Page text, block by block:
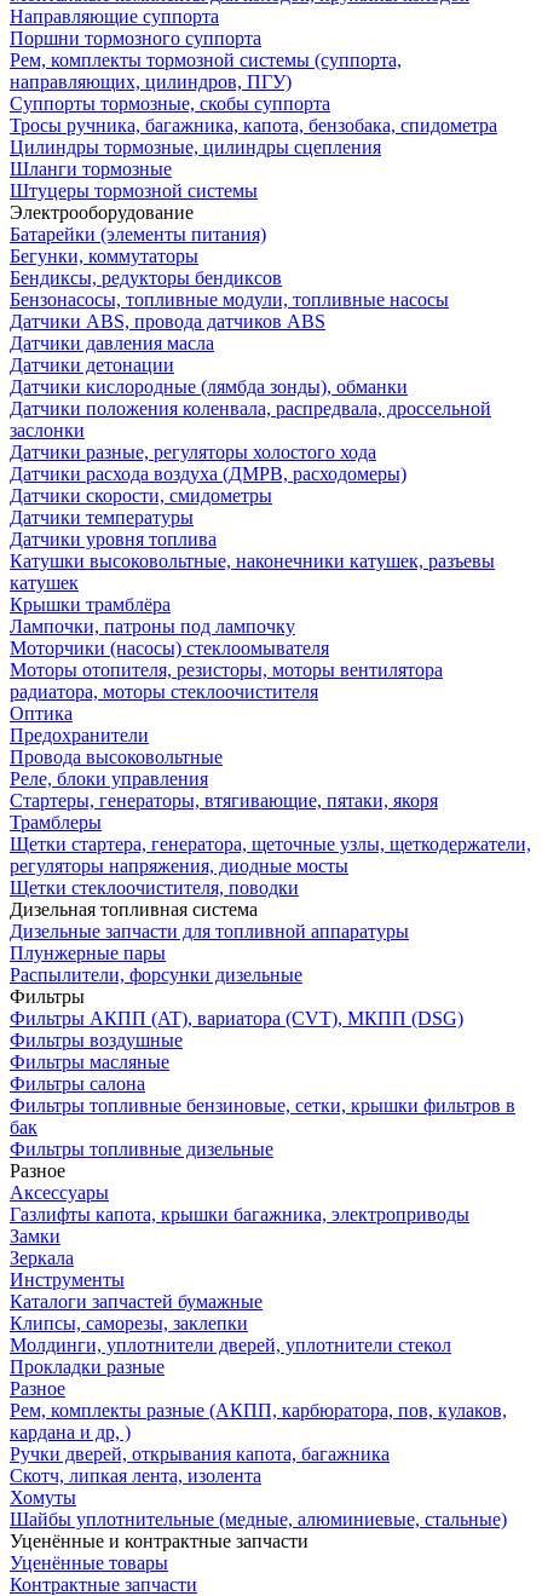
Направляющие суппорта
Поршни тормозного суппорта
Рем, комплекты тормозной системы (суппорта,
направляющих, цилиндров, ПГУ)
Суппорты тормозные, скобы суппорта
Тросы ручника, багажника, капота, бензобака, спидометра
Цилиндры тормозные, цилиндры сцепления
Шланги тормозные
Штуцеры тормозной системы
Электрооборудование
Батарейки (элементы питания)
Бегунки, коммутаторы
Бендиксы, редукторы бендиксов
Бензонасосы, топливные модули, топливные насосы
Датчики ABS, провода датчиков ABS
Датчики давления масла
Датчики детонации
Датчики кислородные (лямбда зонды), обманки
Датчики положения коленвала, распредвала, дроссельной
заслонки
Датчики разные, регуляторы холостого хода
Датчики расхода воздуха (ДМРВ, расходомеры)
Датчики скорости, смидометры
Датчики температуры
Датчики уровня топлива
Катушки высоковольтные, наконечники катушек, разъевы
катушек
Крышки трамблёра
Лампочки, патроны под лампочку
Моторчики (насосы) стеклоомывателя
Моторы отопителя, резисторы, моторы вентилятора
радиатора, моторы стеклоочистителя
Оптика
Предохранители
Провода высоковольтные
Реле, блоки управления
Стартеры, генераторы, втягивающие, пятаки, якоря
Трамблеры
Щетки стартера, генератора, щеточные узлы, щеткодержатели,
регуляторы напряжения, диодные мосты
Щетки стеклоочистителя, поводки
Дизельная топливная система
Дизельные запчасти для топливной аппаратуры
Плунжерные пары
Распылители, форсунки дизельные
Фильтры
Фильтры АКПП (AT), вариатора (CVT), МКПП (DSG)
Фильтры воздушные
Фильтры масляные
Фильтры салона
Фильтры топливные бензиновые, сетки, крышки фильтров в
бак
Фильтры топливные дизельные
Разное
Аксесcуары
Газлифты капота, крышки багажника, электроприводы
Замки
Зеркала
Инструменты
Каталоги запчастей бумажные
Клипсы, саморезы, заклепки
Молдинги, уплотнители дверей, уплотнители стекол
Прокладки разные
Разное
Рем, комплекты разные (АКПП, карбюратора, пов, кулаков,
кардана и др, )
Ручки дверей, открывания капота, багажника
Скотч, липкая лента, изолента
Хомуты
Шайбы уплотнительные (медные, алюминиевые, стальные)
Уценённые и контрактные запчасти
Уценённые товары
Контрактные запчасти